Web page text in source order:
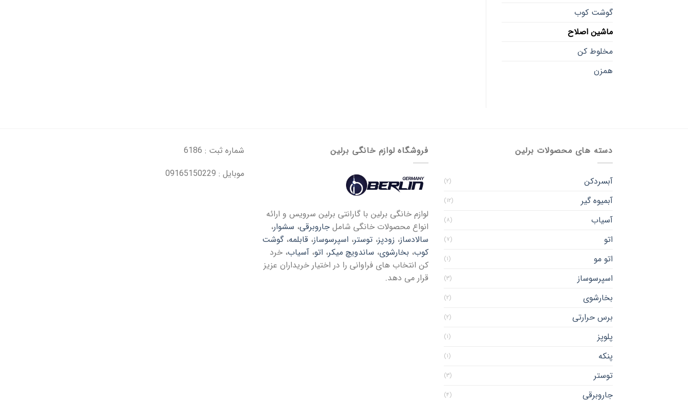
گوشت کوب
ماشین اصلاح
مخلوط کن
همزن
دسته های محصولات برلین
آبسردکن (۲)
آبمیوه گیر (۱۲)
آسیاب (۸)
اتو (۷)
اتو مو (۱)
اسپرسوساز (۳)
بخارشوی (۲)
برس حرارتی (۲)
پلوپز (۱)
پنکه (۱)
توستر (۳)
جاروبرقی (۴)
فروشگاه لوازم خانگی برلین
لوازم خانگی برلین با گارانتی برلین سرویس و ارائه
انواع محصولات خانگی شامل جاروبرقی، سشوار،
سالادساز، زودپز، توستر، اسپرسوساز، قابلمه،گوشت
کوب، بخارشوی، ساندویچ میکر، اتو، آسیاب، خرد
کن انتخاب های فراوانی را در اختیار خریداران عزیز
قرار می دهد.
شماره ثبت : 6186
موبایل : 09165150229